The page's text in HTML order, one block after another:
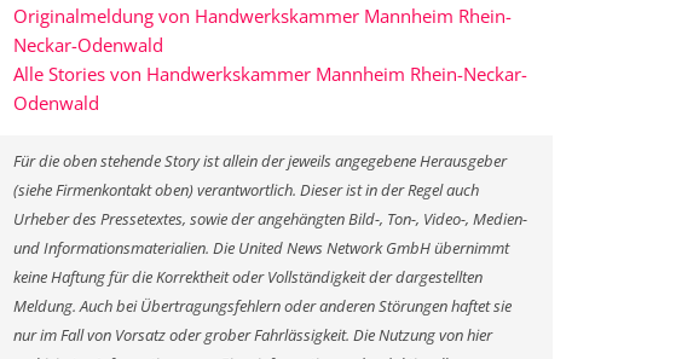
Originalmeldung von Handwerkskammer Mannheim Rhein-
Neckar-Odenwald
Alle Stories von Handwerkskammer Mannheim Rhein-Neckar-
Odenwald
Für die oben stehende Story ist allein der jeweils angegebene Herausgeber
(siehe Firmenkontakt oben) verantwortlich. Dieser ist in der Regel auch
Urheber des Pressetextes, sowie der angehängten Bild-, Ton-, Video-, Medien-
und Informationsmaterialien. Die United News Network GmbH übernimmt
keine Haftung für die Korrektheit oder Vollständigkeit der dargestellten
Meldung. Auch bei Übertragungsfehlern oder anderen Störungen haftet sie
nur im Fall von Vorsatz oder grober Fahrlässigkeit. Die Nutzung von hier